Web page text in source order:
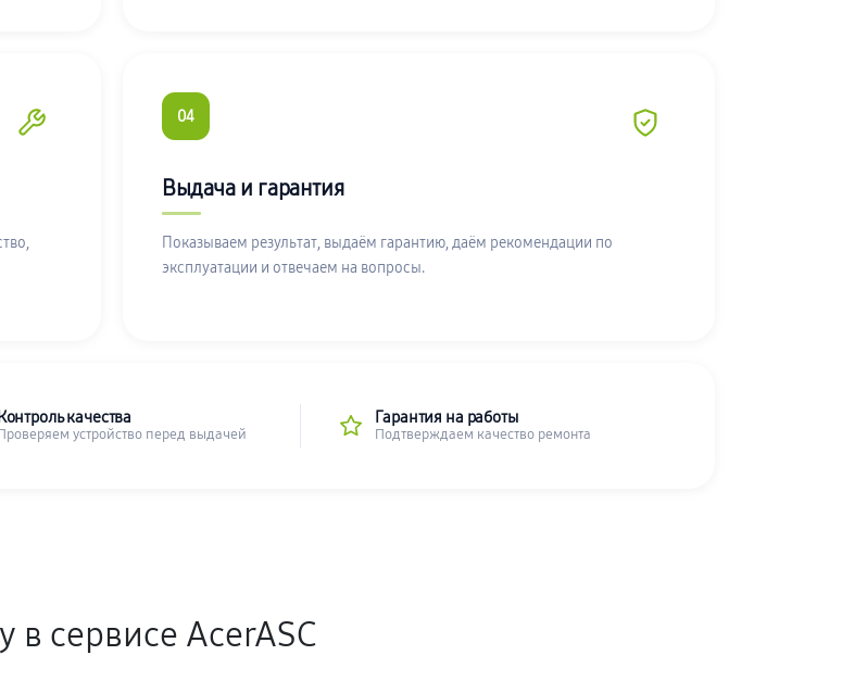
04
Выдача и гарантия
Показываем результат, выдаём гарантию, даём рекомендации по
эксплуатации и отвечаем на вопросы.
качества
устройство перед выдачей
Гарантия на работы
Подтверждаем качество ремонта
в сервисе AcerASC